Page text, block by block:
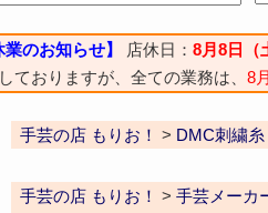
業のお知らせ】 店休日： 8月8日（
ておりますが、全ての業務は、 8
手芸の店 もりお！ > DMC刺繍
手芸の店 もりお！ > 手芸メーカ